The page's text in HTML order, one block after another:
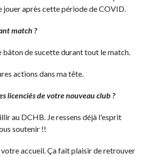
jouer après cette période de COVID.
match ?
bâton de sucette durant tout le match.
actions dans ma tête.
licenciés de votre nouveau club ?
au DCHB. Je ressens déjà l'esprit
soutenir !!
accueil. Ça fait plaisir de retrouver